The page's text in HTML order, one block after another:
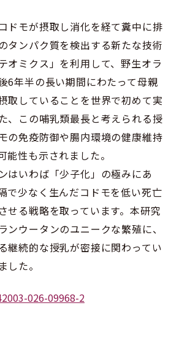
ドモが摂取し消化を経て糞中に排
タンパク質を検出する新たな技術
オミクス」を利用して、野生オラ
6年半の長い期間にわたって母親
取していることを世界で初めて実
、この哺乳類最長と考えられる授
の免疫防御や腸内環境の健康維持
能性も示されました。
はいわば「少子化」の極みにあ
で少なく生んだコドモを低い死亡
せる戦略を取っています。本研究
ンウータンのユニークな繁殖に、
継続的な授乳が密接に関わってい
した。
026-09968-2